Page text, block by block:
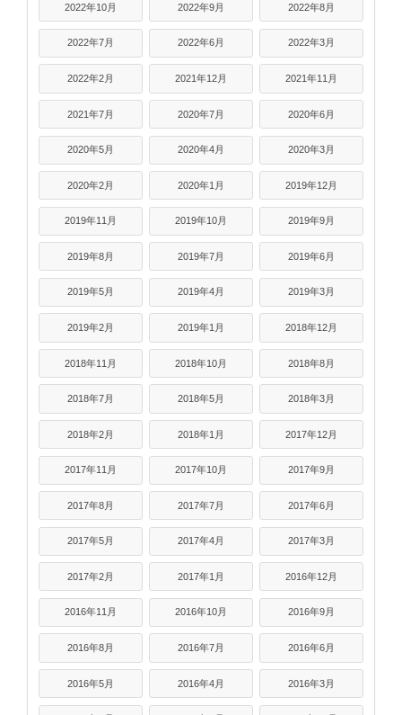
2022年10月 2022年9月 2022年8月
2022年7月 2022年6月 2022年3月
2022年2月 2021年12月 2021年11月
2021年7月 2020年7月 2020年6月
2020年5月 2020年4月 2020年3月
2020年2月 2020年1月 2019年12月
2019年11月 2019年10月 2019年9月
2019年8月 2019年7月 2019年6月
2019年5月 2019年4月 2019年3月
2019年2月 2019年1月 2018年12月
2018年11月 2018年10月 2018年8月
2018年7月 2018年5月 2018年3月
2018年2月 2018年1月 2017年12月
2017年11月 2017年10月 2017年9月
2017年8月 2017年7月 2017年6月
2017年5月 2017年4月 2017年3月
2017年2月 2017年1月 2016年12月
2016年11月 2016年10月 2016年9月
2016年8月 2016年7月 2016年6月
2016年5月 2016年4月 2016年3月